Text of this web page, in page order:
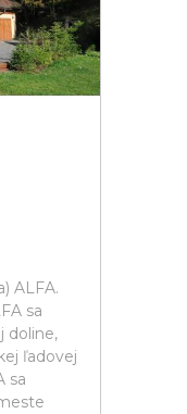
ALFA.
sa
doline,
ľadovej
sa